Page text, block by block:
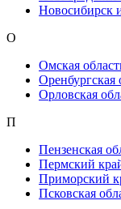
Новосибирск
О
Омская
Оренбургская
Орловская
П
Пензенская
Пермский
Приморский
Псковская